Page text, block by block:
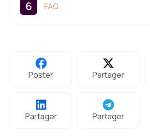
FAQ
Poster Partager
Partager Partager